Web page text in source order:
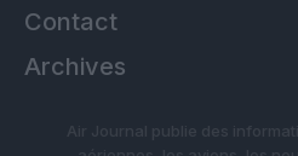
Contact
Archives